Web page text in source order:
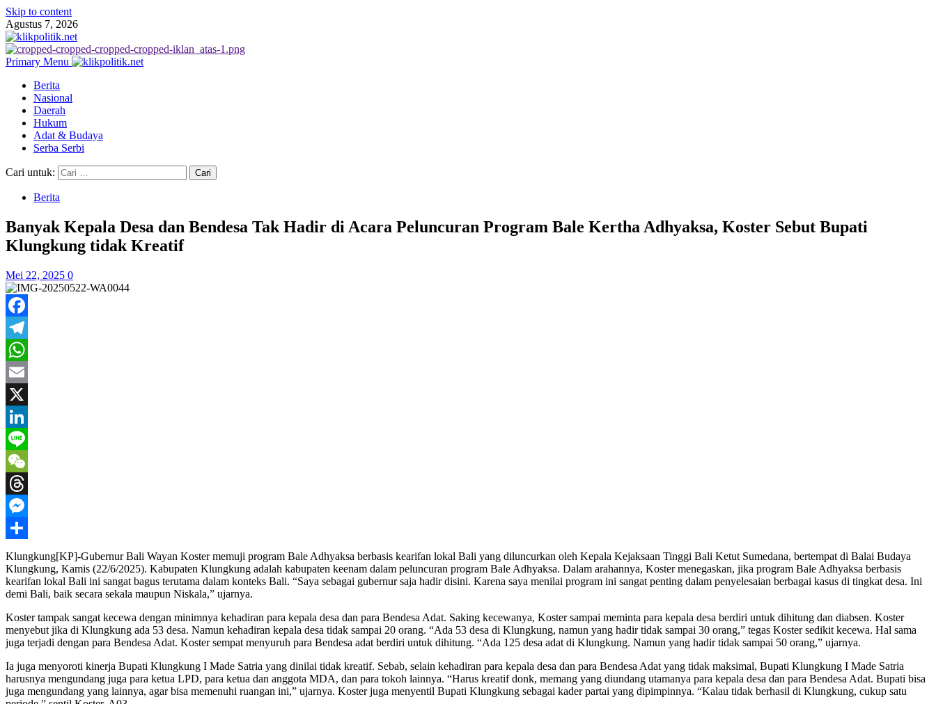
Skip to content
Agustus 7, 2026
Primary Menu
Berita
Nasional
Daerah
Hukum
Adat & Budaya
Serba Serbi
Cari untuk:
Berita
Banyak Kepala Desa dan Bendesa Tak Hadir di Acara Peluncuran Program Bale Kertha Adhyaksa, Koster Sebut Bupati
Klungkung tidak Kreatif
Mei 22, 2025 0
Facebook
Telegram
WhatsApp
Email
X
LinkedIn
Line
WeChat
Threads
Messenger
Share
Klungkung[KP]-Gubernur Bali Wayan Koster memuji program Bale Adhyaksa berbasis kearifan lokal Bali yang diluncurkan oleh Kepala Kejaksaan Tinggi Bali Ketut Sumedana, bertempat di Balai Budaya
Klungkung, Kamis (22/6/2025). Kabupaten Klungkung adalah kabupaten keenam dalam peluncuran program Bale Adhyaksa. Dalam arahannya, Koster menegaskan, jika program Bale Adhyaksa berbasis
kearifan lokal Bali ini sangat bagus terutama dalam konteks Bali. “Saya sebagai gubernur saja hadir disini. Karena saya menilai program ini sangat penting dalam penyelesaian berbagai kasus di tingkat desa. Ini
demi Bali, baik secara sekala maupun Niskala,” ujarnya.
Koster tampak sangat kecewa dengan minimnya kehadiran para kepala desa dan para Bendesa Adat. Saking kecewanya, Koster sampai meminta para kepala desa berdiri untuk dihitung dan diabsen. Koster
menyebut jika di Klungkung ada 53 desa. Namun kehadiran kepala desa tidak sampai 20 orang. “Ada 53 desa di Klungkung, namun yang hadir tidak sampai 30 orang,” tegas Koster sedikit kecewa. Hal sama
juga terjadi dengan para Bendesa Adat. Koster sempat menyuruh para Bendesa adat berdiri untuk dihitung. “Ada 125 desa adat di Klungkung. Namun yang hadir tidak sampai 50 orang,” ujarnya.
Ia juga menyoroti kinerja Bupati Klungkung I Made Satria yang dinilai tidak kreatif. Sebab, selain kehadiran para kepala desa dan para Bendesa Adat yang tidak maksimal, Bupati Klungkung I Made Satria
harusnya mengundang juga para ketua LPD, para ketua dan anggota MDA, dan para tokoh lainnya. “Harus kreatif donk, memang yang diundang utamanya para kepala desa dan para Bendesa Adat. Bupati bisa
juga mengundang yang lainnya, agar bisa memenuhi ruangan ini,” ujarnya. Koster juga menyentil Bupati Klungkung sebagai kader partai yang dipimpinnya. “Kalau tidak berhasil di Klungkung, cukup satu